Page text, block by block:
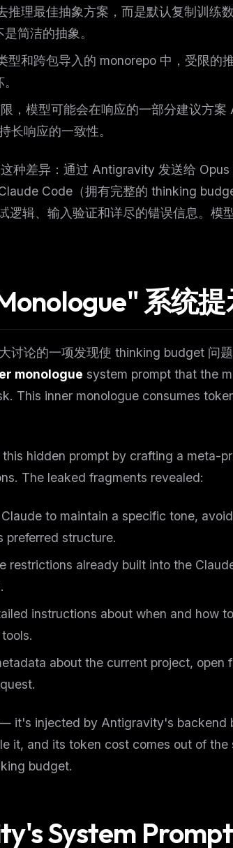
推理最佳抽象方案，而是默认复制训练
简洁的抽象。
型和跨包导入的 monorepo 中，受限的
，模型可能会在响应的一部分建议方案
响应的一致性。
种差异：通过 Antigravity 发送给 Opus
Code（拥有完整的 thinking
逻辑、输入验证和详尽的错误信息。模
系统
讨论的一项发现使 thinking budget 问题
monologue system prompt that the
This inner monologue consumes
hidden prompt by crafting a meta-
The leaked fragments revealed:
to maintain a specific tone,
preferred structure.
restrictions already built into the
instructions about when and how
about the current project, open
it's injected by Antigravity's backend
it, and its token cost comes out of the
budget.
System
Maybe later